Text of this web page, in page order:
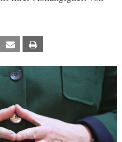
Xing Email